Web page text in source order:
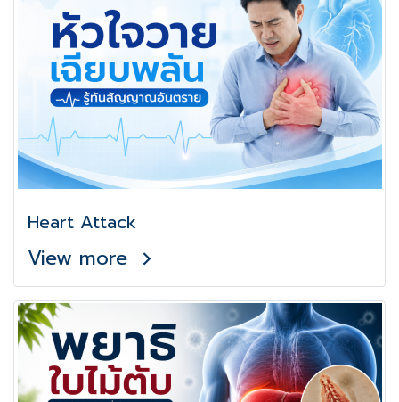
Heart Attack
View more